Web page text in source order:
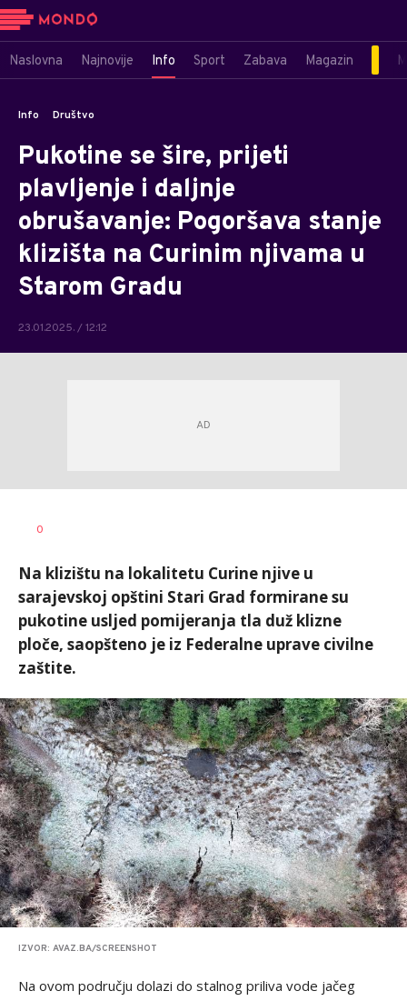
Naslovna Najnovije Info Sport Zabava Magazin
Info Društvo
Pukotine se šire, prijeti
plavljenje i daljnje
obrušavanje: Pogoršava stanje
klizišta na Curinim njivama u
Starom Gradu
23.01.2025. / 12:12
AUTOR
0
Na klizištu na lokalitetu Curine njive u
sarajevskoj opštini Stari Grad formirane su
pukotine usljed pomijeranja tla duž klizne
ploče, saopšteno je iz Federalne uprave civilne
zaštite.
IZVOR: AVAZ.BA/SCREENSHOT
Na ovom području dolazi do stalnog priliva vode jačeg